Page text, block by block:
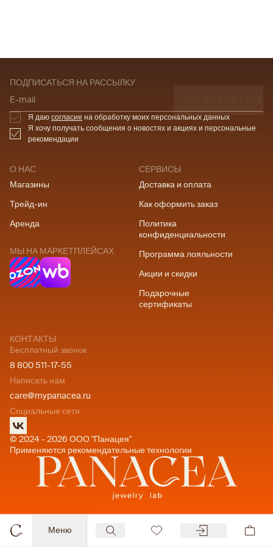
Меню
О НАС
Магазины
Трейд-ин
Аренда
МЫ НА МАРКЕТПЛЕЙСАХ
СЕРВИСЫ
Доставка и оплата
Как оформить заказ
Политика
конфиденциальности
Программа лояльности
Акции и скидки
Подарочные
сертификаты
КОНТАКТЫ
Бесплатный звонок
8 800 511-17-55
Написать нам
care@mypanacea.ru
Социальные сети
© 2024 - 2026 ООО "Панацея"
Применяются рекомендательные технологии
ПОДПИСАТЬСЯ НА РАССЫЛКУ
E-mail
Я даю согласие на обработку моих персональных данных
Я хочу получать сообщения о новостях и акциях и персональные
рекомендации